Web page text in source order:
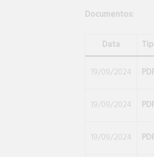
Documentos:
Data
19/09/2024
19/09/2024
19/09/2024